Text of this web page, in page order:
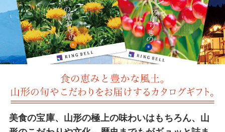
美食の宝庫、山形の極上の味わいはもちろん、山